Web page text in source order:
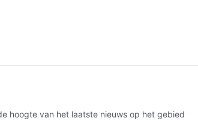
hoogte van het laatste nieuws op het gebied